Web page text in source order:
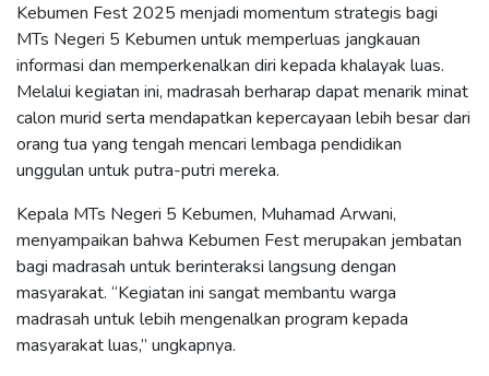
Kebumen Fest 2025 menjadi momentum strategis bagi
MTs Negeri 5 Kebumen untuk memperluas jangkauan
informasi dan memperkenalkan diri kepada khalayak luas.
Melalui kegiatan ini, madrasah berharap dapat menarik minat
calon murid serta mendapatkan kepercayaan lebih besar dari
orang tua yang tengah mencari lembaga pendidikan
unggulan untuk putra-putri mereka.
Kepala MTs Negeri 5 Kebumen, Muhamad Arwani,
menyampaikan bahwa Kebumen Fest merupakan jembatan
bagi madrasah untuk berinteraksi langsung dengan
masyarakat. “Kegiatan ini sangat membantu warga
madrasah untuk lebih mengenalkan program kepada
masyarakat luas,” ungkapnya.